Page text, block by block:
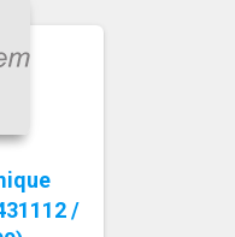
/